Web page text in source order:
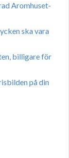
Aromhuset-
ska vara
billigare för
på din